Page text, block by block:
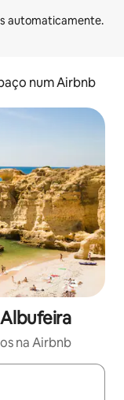
num Airbnb
na Airbnb
navegue com